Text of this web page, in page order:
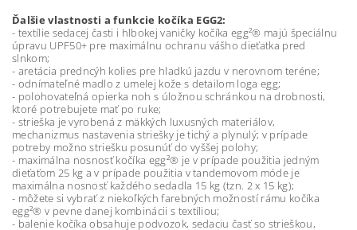
Ďalšie vlastnosti a funkcie kočíka EGG2:
- textílie sedacej časti i hlbokej vaničky kočíka egg²® majú špeciálnu
úpravu UPF50+ pre maximálnu ochranu vášho dieťatka pred
slnkom;
- aretácia predncýh kolies pre hladkú jazdu v nerovnom teréne;
- odnímateľné madlo z umelej kože s detailom loga egg;
- polohovateľná opierka noh s úložnou schránkou na drobnosti,
ktoré potrebujete mať po ruke;
- strieška je vyrobená z mäkkých luxusných materiálov,
mechanizmus nastavenia striešky je tichý a plynulý; v prípade
potreby možno striešku posunúť do vyššej polohy;
- maximálna nosnosť kočíka egg²® je v prípade použitia jedným
dieťaťom 25 kg a v prípade použitia v tandemovom móde je
maximálna nosnosť každého sedadla 15 kg (tzn. 2 x 15 kg);
- môžete si vybrať z niekoľkých farebných možností rámu kočíka
egg²® v pevne danej kombinácii s textíliou;
- balenie kočíka obsahuje podvozok, sedaciu časť so strieškou,